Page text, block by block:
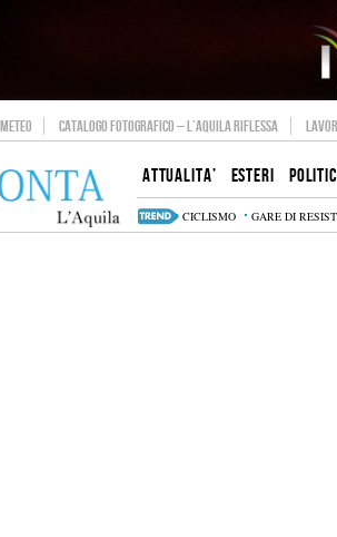
METEO CATALOGO FOTOGRAFICO – L’AQUILA RIFLESSA
ATTUALITA’ ESTERI
CICLISMO GARE DI